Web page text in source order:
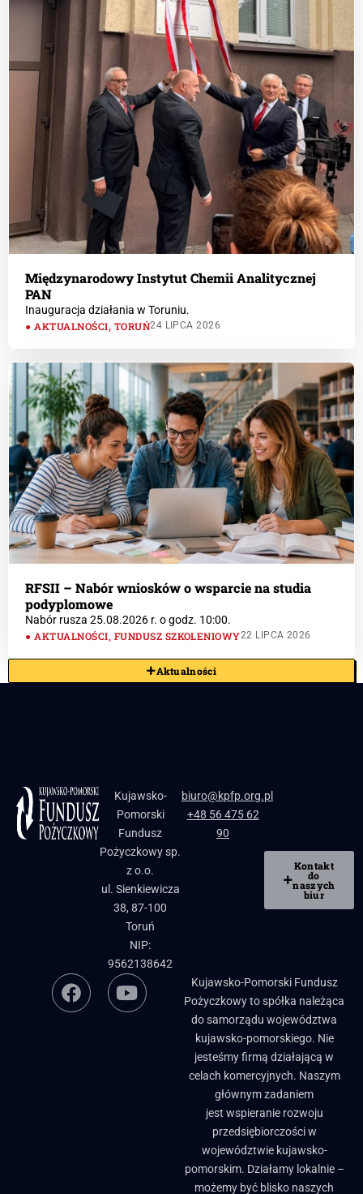
Międzynarodowy Instytut Chemii Analitycznej
PAN
Inauguracja działania w Toruniu.
AKTUALNOŚCI, TORUŃ24 LIPCA 2026
RFSII – Nabór wniosków o wsparcie na studia
podyplomowe
Nabór rusza 25.08.2026 r. o godz. 10:00.
AKTUALNOŚCI, FUNDUSZ SZKOLENIOWY22 LIPCA 2026
Aktualności
Kujawsko-
Pomorski
Fundusz
Pożyczkowy sp.
z o.o.
ul. Sienkiewicza
38, 87-100
Toruń
NIP:
9562138642
biuro@kpfp.org.pl
+48 56 475 62
90
Kontakt
do
naszych
biur
Kujawsko-Pomorski Fundusz
Pożyczkowy to spółka należąca
do samorządu województwa
kujawsko-pomorskiego. Nie
jesteśmy firmą działającą w
celach komercyjnych. Naszym
głównym zadaniem
jest wspieranie rozwoju
przedsiębiorczości w
województwie kujawsko-
pomorskim. Działamy lokalnie –
możemy być blisko naszych